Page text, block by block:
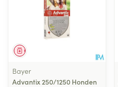
Geneesmiddel
Bayer
Advantix 250/1250 Honden